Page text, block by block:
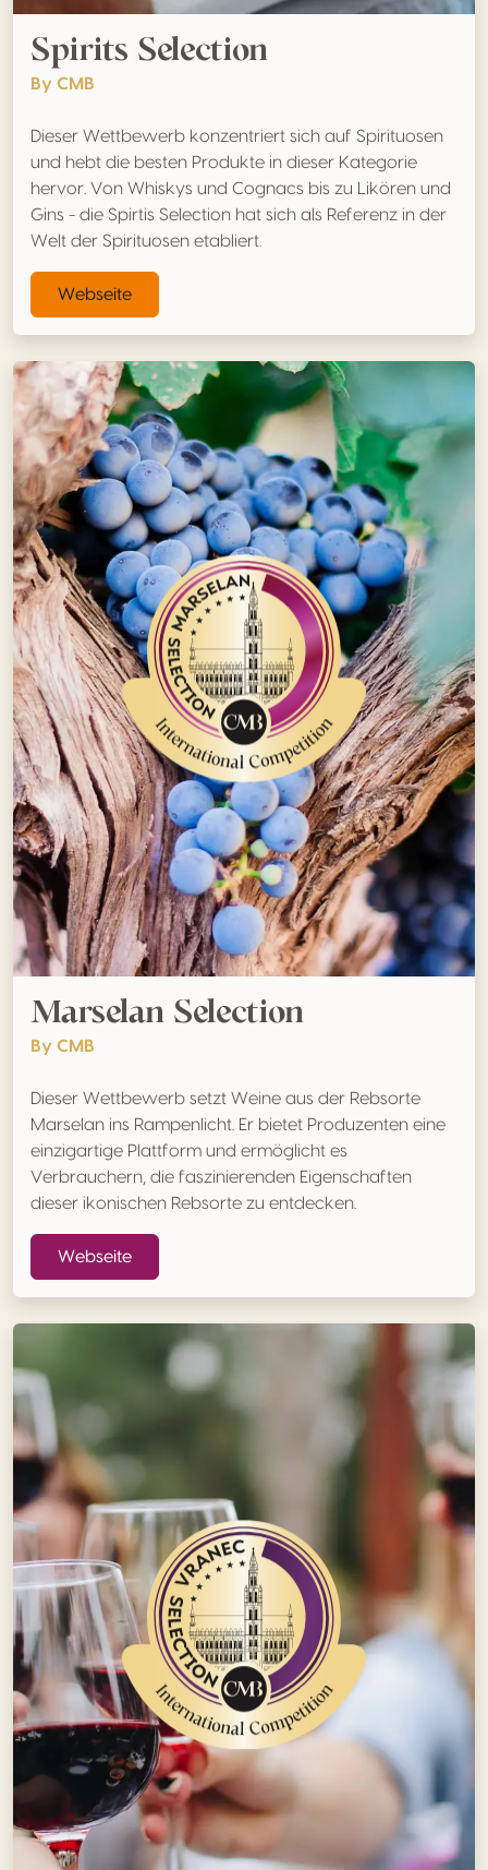
Spirits Selection
By CMB
Dieser Wettbewerb konzentriert sich auf Spirituosen
und hebt die besten Produkte in dieser Kategorie
hervor. Von Whiskys und Cognacs bis zu Likören und
Gins - die Spirtis Selection hat sich als Referenz in der
Welt der Spirituosen etabliert.
Webseite
Marselan Selection
By CMB
Dieser Wettbewerb setzt Weine aus der Rebsorte
Marselan ins Rampenlicht. Er bietet Produzenten eine
einzigartige Plattform und ermöglicht es
Verbrauchern, die faszinierenden Eigenschaften
dieser ikonischen Rebsorte zu entdecken.
Webseite